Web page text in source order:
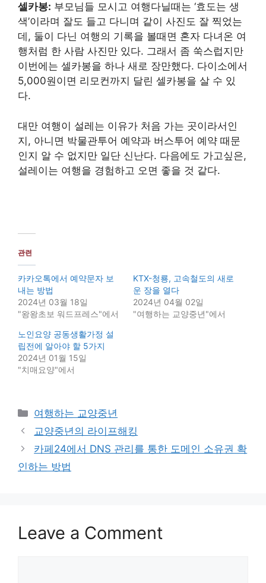
셀카봉: 부모님들 모시고 여행다닐때는 ‘효도는 생
색’이라며 잘도 들고 다니며 같이 사진도 잘 찍었는
데, 둘이 다닌 여행의 기록을 볼때면 혼자 다녀온 여
행처럼 한 사람 사진만 있다. 그래서 좀 쑥스럽지만
이번에는 셀카봉을 하나 새로 장만했다. 다이소에서
5,000원이면 리모컨까지 달린 셀카봉을 살 수 있
다.
대만 여행이 설레는 이유가 처음 가는 곳이라서인
지, 아니면 박물관투어 예약과 버스투어 예약 때문
인지 알 수 없지만 일단 신난다. 다음에도 가고싶은,
설레이는 여행을 경험하고 오면 좋을 것 같다.
관련
카카오톡에서 예약문자 보
내는 방법
2024년 03월 18일
"왕왕초보 워드프레스"에서
KTX-청룡, 고속철도의 새로
운 장을 열다
2024년 04월 02일
"여행하는 교양중년"에서
노인요양 공동생활가정 설
립전에 알아야 할 5가지
2024년 01월 15일
"치매요양"에서
Categories
여행하는 교양중년
교양중년의 라이프해킹
카페24에서 DNS 관리를 통한 도메인 소유권 확
인하는 방법
Leave a Comment